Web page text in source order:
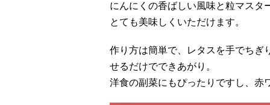
にんにくの香ばしい風味と粒マスタ
とても美味しくいただけます。
作り方は簡単で、レタスを手でちぎ
せるだけでできあがり。
洋食の副菜にもぴったりですし、赤